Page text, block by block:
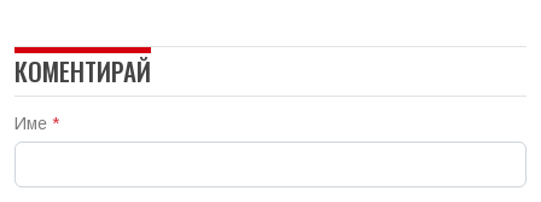
КОМЕНТИРАЙ
Име *